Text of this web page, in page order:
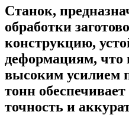
Станок,
обработки
конструкцию,
деформациям, что
высоким усилием
тонн
точность и